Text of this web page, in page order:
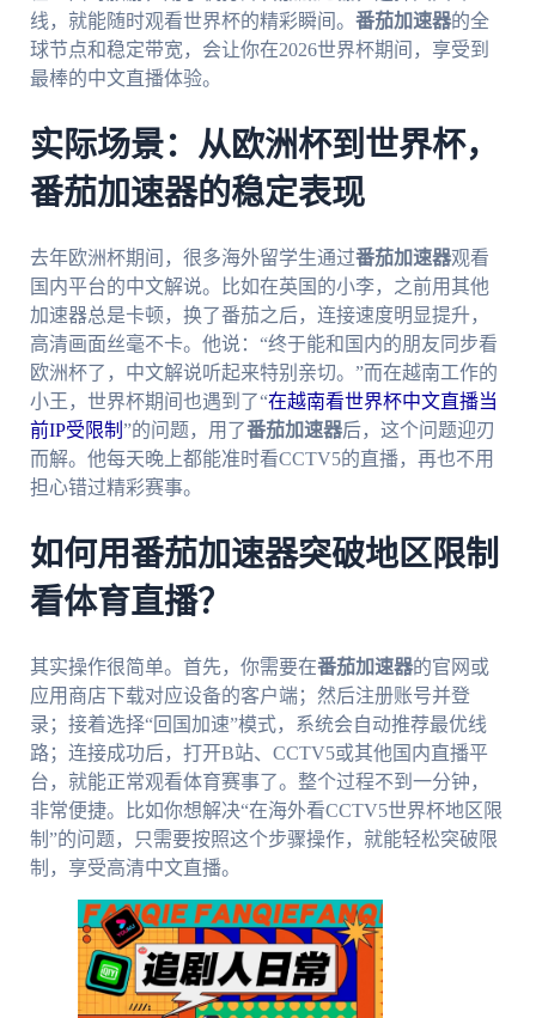
线，就能随时观看世界杯的精彩瞬间。 番茄加速器的全
球节点和稳定带宽，会让你在2026世界杯期间，享受到
最棒的中文直播体验。
实际场景：从欧洲杯到世界杯，
番茄加速器的稳定表现
去年欧洲杯期间，很多海外留学生通过番茄加速器观看
国内平台的中文解说。比如在英国的小李，之前用其他
加速器总是卡顿，换了番茄之后，连接速度明显提升，
高清画面丝毫不卡。他说：“终于能和国内的朋友同步看
欧洲杯了，中文解说听起来特别亲切。”而在越南工作的
小王，世界杯期间也遇到了“在越南看世界杯中文直播当
前IP受限制 ”的问题，用了番茄加速器后，这个问题迎刃
而解。他每天晚上都能准时看CCTV5的直播，再也不用
担心错过精彩赛事。
如何用番茄加速器突破地区限制
看体育直播？
其实操作很简单。首先，你需要在番茄加速器的官网或
应用商店下载对应设备的客户端；然后注册账号并登
录；接着选择“回国加速”模式，系统会自动推荐最优线
路；连接成功后，打开B站、CCTV5或其他国内直播平
台，就能正常观看体育赛事了。整个过程不到一分钟，
非常便捷。比如你想解决“在海外看CCTV5世界杯地区限
制”的问题，只需要按照这个步骤操作，就能轻松突破限
制，享受高清中文直播。